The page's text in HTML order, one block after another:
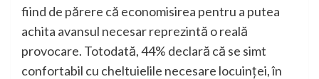
fiind de părere că economisirea pentru a putea
achita avansul necesar reprezintă o reală
provocare. Totodată, 44% declară că se simt
confortabil cu cheltuielile necesare locuinței, în